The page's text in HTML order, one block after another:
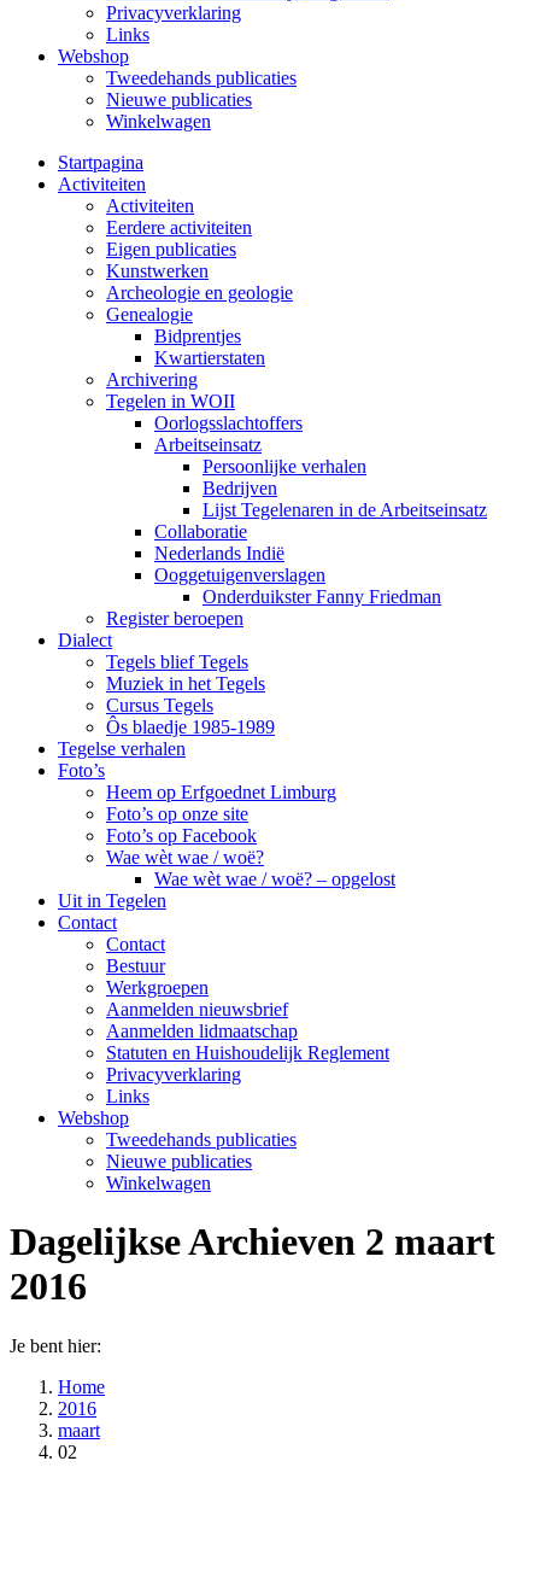
Privacyverklaring
Links
Webshop
Tweedehands publicaties
Nieuwe publicaties
Winkelwagen
Startpagina
Activiteiten
Activiteiten
Eerdere activiteiten
Eigen publicaties
Kunstwerken
Archeologie en geologie
Genealogie
Bidprentjes
Kwartierstaten
Archivering
Tegelen in WOII
Oorlogsslachtoffers
Arbeitseinsatz
Persoonlijke verhalen
Bedrijven
Lijst Tegelenaren in de Arbeitseinsatz
Collaboratie
Nederlands Indië
Ooggetuigenverslagen
Onderduikster Fanny Friedman
Register beroepen
Dialect
Tegels blief Tegels
Muziek in het Tegels
Cursus Tegels
Ôs blaedje 1985-1989
Tegelse verhalen
Foto’s
Heem op Erfgoednet Limburg
Foto’s op onze site
Foto’s op Facebook
Wae wèt wae / woë?
Wae wèt wae / woë? – opgelost
Uit in Tegelen
Contact
Contact
Bestuur
Werkgroepen
Aanmelden nieuwsbrief
Aanmelden lidmaatschap
Statuten en Huishoudelijk Reglement
Privacyverklaring
Links
Webshop
Tweedehands publicaties
Nieuwe publicaties
Winkelwagen
Dagelijkse Archieven 2 maart
2016
Je bent hier:
Home
2016
maart
02